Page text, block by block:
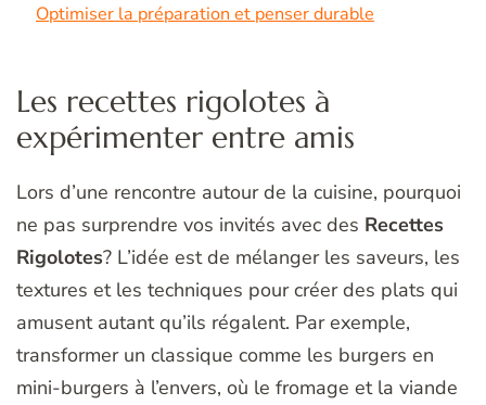
Optimiser la préparation et penser durable
Les recettes rigolotes à
expérimenter entre amis
Lors d’une rencontre autour de la cuisine, pourquoi
ne pas surprendre vos invités avec des Recettes
Rigolotes? L’idée est de mélanger les saveurs, les
textures et les techniques pour créer des plats qui
amusent autant qu’ils régalent. Par exemple,
transformer un classique comme les burgers en
mini-burgers à l’envers, où le fromage et la viande